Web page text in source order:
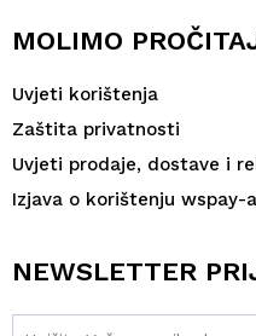
MOLIMO
Uvjeti korištenja
Zaštita privatnosti
Uvjeti prodaje, dostave i
Izjava o korištenju wspay-a
NEWSLETTER